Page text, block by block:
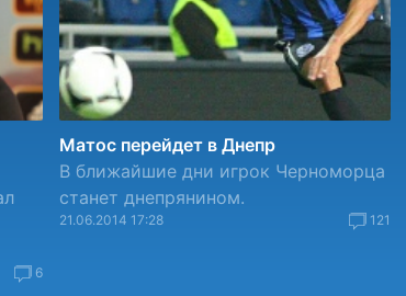
6
Матос перейдет в Днепр
В ближайшие дни игрок Черноморца
станет днепрянином.
21.06.2014 17:28 121